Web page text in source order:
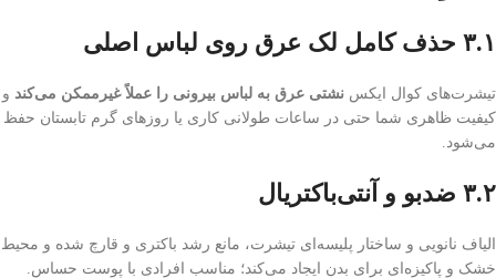
۳.۱ حذف کامل لک عرق روی لباس اصلی
تیشرت‌های کوال ایکس نشتی عرق به لباس بیرونی را عملاً غیرممکن می‌کند و
کیفیت ظاهری شما حتی در ساعات طولانی کاری یا روزهای گرم تابستان حفظ
می‌شود.
۳.۲ ضدبو و آنتی‌باکتریال
الیاف نانویی و ساختار پلیسه‌ای تیشرت، مانع رشد باکتری و قارچ شده و محیط
خشک و پاکیزه‌ای برای بدن ایجاد می‌کند؛ مناسب افرادی با پوست حساس.